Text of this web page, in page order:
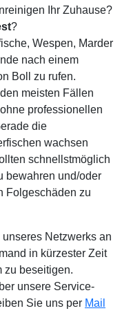
Ihr Zuhause?
?
Wespen, Marder
nach einem
Boll zu rufen.
meisten Fällen
professionellen
die
wachsen
schnellstmöglich
bewahren und/oder
Folgeschäden zu
unseres Netzwerks an
in kürzester Zeit
zu beseitigen.
unsere Service-
Sie uns per Mail